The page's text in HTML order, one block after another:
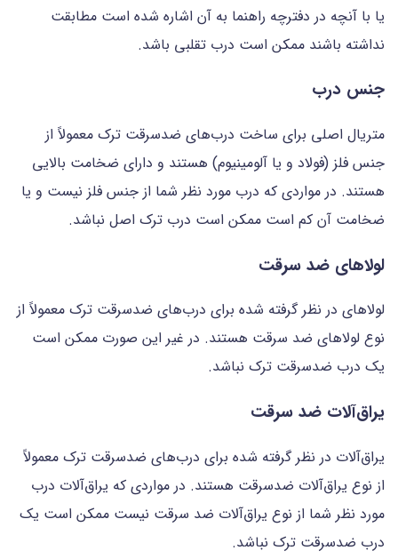
یا با آنچه در دفترچه راهنما به آن اشاره شده است مطابقت
نداشته باشند ممکن است درب تقلبی باشد.
جنس درب
متریال اصلی برای ساخت درب‌های ضدسرقت ترک معمولاً از
جنس فلز (فولاد و یا آلومینیوم) هستند و دارای ضخامت بالایی
هستند. در مواردی که درب مورد نظر شما از جنس فلز نیست و یا
ضخامت آن کم است ممکن است درب ترک اصل نباشد.
لولاهای ضد سرقت
لولاهای در نظر گرفته شده برای درب‌های ضدسرقت ترک معمولاً از
نوع لولاهای ضد سرقت هستند. در غیر این صورت ممکن است
یک درب ضدسرقت ترک نباشد.
یراق‌آلات ضد سرقت
یراق‌آلات در نظر گرفته شده برای درب‌های ضدسرقت ترک معمولاً
از نوع یراق‌آلات ضدسرقت هستند. در مواردی که یراق‌آلات درب
مورد نظر شما از نوع یراق‌آلات ضد سرقت نیست ممکن است یک
درب ضدسرقت ترک نباشد.